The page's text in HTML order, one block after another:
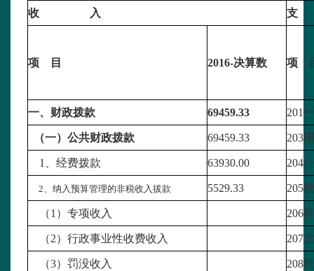
收 入 支
项 目 2016-决算数 项
一、财政拨款 69459.33 201
（一）公共财政拨款 69459.33 203
1、经费拨款 63930.00 204
2、纳入预算管理的非税收入拔款 5529.33 205
（1）专项收入 206
（2）行政事业性收费收入 207
（3）罚没收入 208